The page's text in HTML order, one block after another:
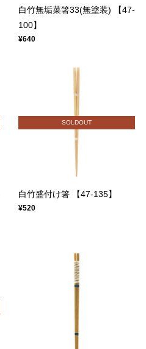
白竹無垢菜箸33(無塗装) 【47-
100】
¥640
SOLDOUT
白竹盛付け箸 【47-135】
¥520